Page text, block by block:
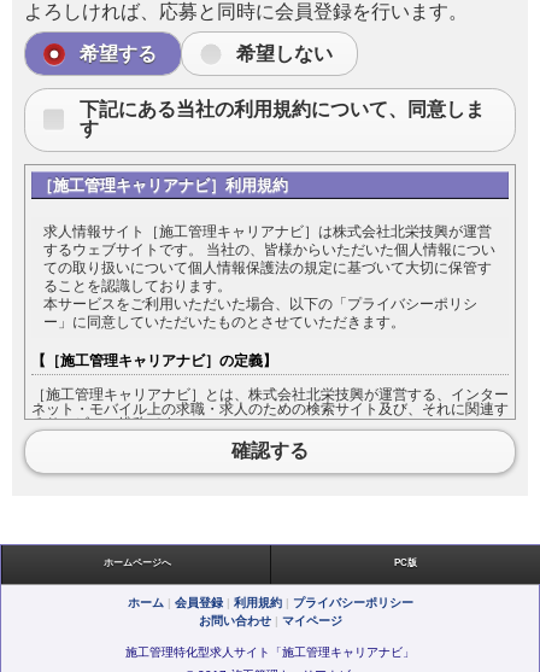
よろしければ、応募と同時に会員登録を行います。
希望する 希望しない
下記にある当社の利用規約について、同意しま
す
［施工管理キャリアナビ］利用規約
求人情報サイト［施工管理キャリアナビ］は株式会社北栄技興が運営
するウェブサイトです。 当社の、皆様からいただいた個人情報につい
ての取り扱いについて個人情報保護法の規定に基づいて大切に保管す
ることを認識しております。
本サービスをご利用いただいた場合、以下の「プライバシーポリシ
ー」に同意していただいたものとさせていただきます。
【［施工管理キャリアナビ］の定義】
［施工管理キャリアナビ］とは、株式会社北栄技興が運営する、インター
ネット・モバイル上の求職・求人のための検索サイト及び、それに関連す
るサービスの総称です。
［施工管理キャリアナビ］をご利用になる方は［施工管理キャリアナビ］
において入力した情報の内容について責任を負うものとします。
【利用規約の変更】
確認する
ホームページへ PC版
ホーム | 会員登録| 利用規約| プライバシーポリシー
お問い合わせ| マイページ
施工管理特化型求人サイト「施工管理キャリアナビ」